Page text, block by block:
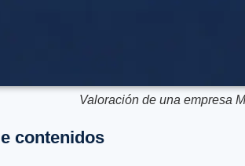
Valoración de una empresa
contenidos